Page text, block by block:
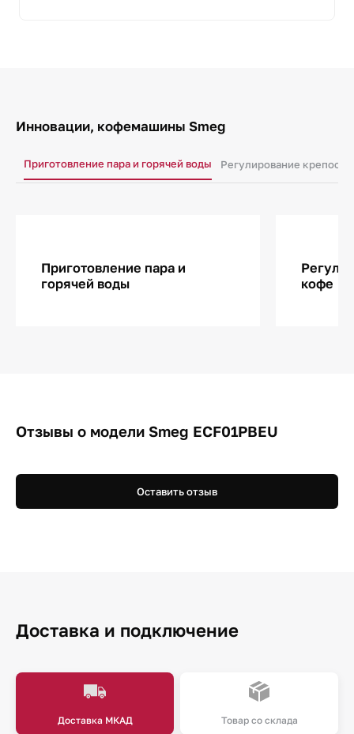
Инновации, кофемашины Smeg
Приготовление пара и горячей воды Регулирование
Приготовление пара и
горячей воды
кофе
Отзывы о модели Smeg ECF01PBEU
Оставить отзыв
Доставка и подключение
Доставка МКАД Товар со склада